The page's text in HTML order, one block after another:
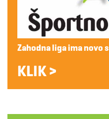
Zahodna liga ima novo
KLIK >